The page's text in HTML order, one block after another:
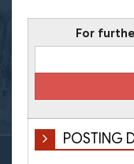
For
POSTING